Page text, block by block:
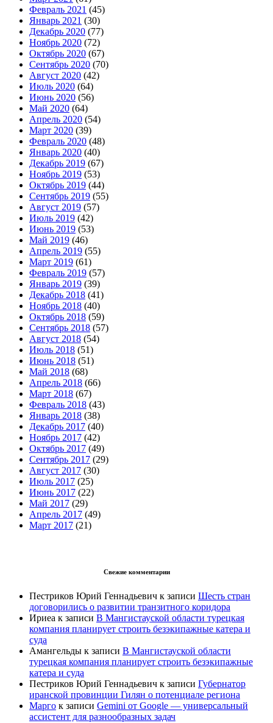
Февраль 2021 (45)
Январь 2021 (30)
Декабрь 2020 (77)
Ноябрь 2020 (72)
Октябрь 2020 (67)
Сентябрь 2020 (70)
Август 2020 (42)
Июль 2020 (64)
Июнь 2020 (56)
Май 2020 (64)
Апрель 2020 (54)
Март 2020 (39)
Февраль 2020 (48)
Январь 2020 (40)
Декабрь 2019 (67)
Ноябрь 2019 (53)
Октябрь 2019 (44)
Сентябрь 2019 (55)
Август 2019 (57)
Июль 2019 (42)
Июнь 2019 (53)
Май 2019 (46)
Апрель 2019 (55)
Март 2019 (61)
Февраль 2019 (57)
Январь 2019 (39)
Декабрь 2018 (41)
Ноябрь 2018 (40)
Октябрь 2018 (59)
Сентябрь 2018 (57)
Август 2018 (54)
Июль 2018 (51)
Июнь 2018 (51)
Май 2018 (68)
Апрель 2018 (66)
Март 2018 (67)
Февраль 2018 (43)
Январь 2018 (38)
Декабрь 2017 (40)
Ноябрь 2017 (42)
Октябрь 2017 (49)
Сентябрь 2017 (29)
Август 2017 (30)
Июль 2017 (25)
Июнь 2017 (22)
Май 2017 (29)
Апрель 2017 (49)
Март 2017 (21)
Свежие комментарии
Пестриков Юрий Геннадьевич к записи Шесть стран
договорились о развитии транзитного коридора
Ириеа к записи В Мангистауской области турецкая
компания планирует строить безэкипажные катера и
суда
Амангельды к записи В Мангистауской области
турецкая компания планирует строить безэкипажные
катера и суда
Пестриков Юрий Геннадьевич к записи Губернатор
иранской провинции Гилян о потенциале региона
Марго к записи Gemini от Google — универсальный
ассистент для разнообразных задач